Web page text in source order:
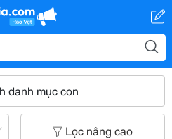
danh mục con
Lọc nâng cao